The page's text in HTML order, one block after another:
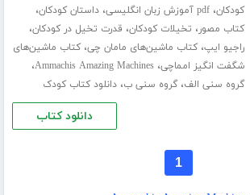
کودکان،pdf آموزش زبان انگلیسی ،داستان کودکان،
کتاب مصور، تخیلات کودکان، قدرت تخیل در کودکان،
راجیو ایپ،کتاب ماشین‌های مامان چی،کتاب ماشین‌های
شگفت انگیز امماچی،Ammachis Amazing Machines،
گروه سنی الف،گروه سنی ب،دانلود کتاب کودک
دانلود کتاب
1